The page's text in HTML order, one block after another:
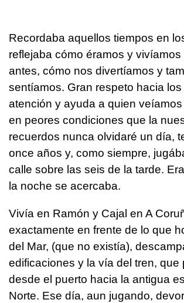
Recordaba aquellos tiempos en
reflejaba cómo éramos y
antes, cómo nos divertíamos y
sentíamos. Gran respeto hacia
atención y ayuda a quien
en peores condiciones que la
recuerdos nunca olvidaré un día,
once años y, como siempre,
calle sobre las seis de la tarde.
la noche se acercaba.
Vivía en Ramón y Cajal en A
exactamente en frente de lo que
del Mar, (que no existía),
edificaciones y la vía del tren, que
desde el puerto hacia la antigua
Norte. Ese día, aun jugando,